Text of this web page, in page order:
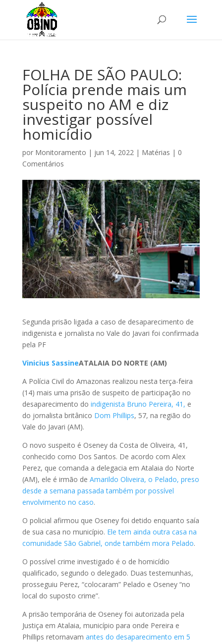
FOLHA DE SÃO PAULO:
Polícia prende mais um
suspeito no AM e diz
investigar possível
homicídio
por Monitoramento | jun 14, 2022| Matérias | 0
Comentários
Segunda prisão ligada a caso de desaparecimento de
indigenista e jornalista no Vale do Javari foi confirmada
pela PF
Vinicius SassineATALAIA DO NORTE (AM)
A Polícia Civil do Amazonas realizou nesta terça-feira
(14) mais uma prisão de suspeito de participação no
desaparecimento do indigenista Bruno Pereira, 41, e
do jornalista britânico Dom Phillips, 57, na região do
Vale do Javari (AM).
O novo suspeito é Oseney da Costa de Oliveira, 41,
conhecido como Dos Santos. De acordo com Alex
Perez, que comanda a delegacia em Atalaia do Norte
(AM), ele é irmão de Amarildo Oliveira, o Pelado, preso
desde a semana passada também por possível
envolvimento no caso.
O policial afirmou que Oseney foi detido enquanto saía
de sua casa no município. Ele tem ainda outra casa na
comunidade São Gabriel, onde também mora Pelado.
O possível crime investigado é o de homicídio
qualificado, segundo o delegado. Duas testemunhas,
prosseguiu Perez, “colocaram” Pelado e Oseney “no
local do suposto crime”.
A prisão temporária de Oseney foi autorizada pela
Justiça em Atalaia, município para onde Pereira e
Phillips retornavam antes do desaparecimento em 5